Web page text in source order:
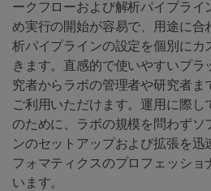
ークフローおよび解析パイプライ
め実行の開始が容易で、用途に合
析パイプラインの設定を個別にカ
きます。直感的で使いやすいプ
究者からラボの管理者や研究者ま
ご利用いただけます。運用に際
のために、ラボの規模を問わずソ
ンのセットアップおよび拡張を
フォマティクスのプロフェッショ
います。